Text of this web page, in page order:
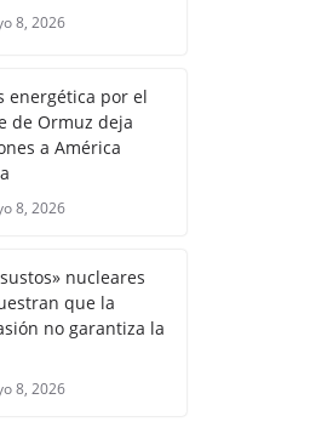
8, 2026
energética por el
de Ormuz deja
a América
8, 2026
nucleares
que la
no garantiza la
8, 2026